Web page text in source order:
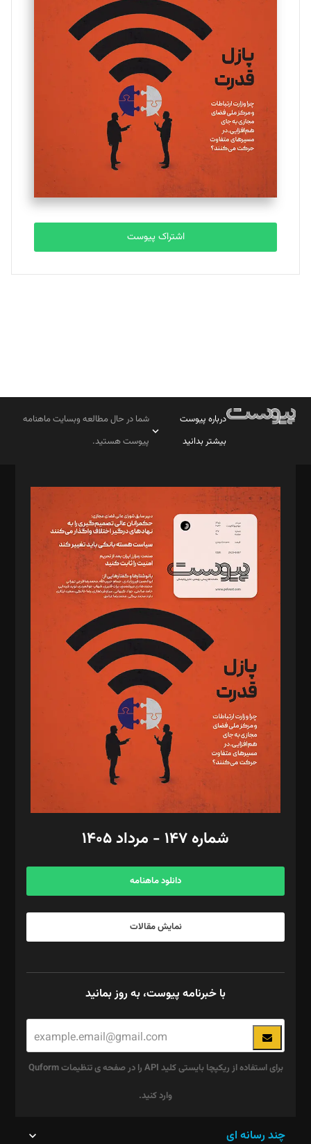
یسنا امان‌پور
تحریریه
ملینا جعفری
تحریریه
مصطفی مسجدی آرانی
تحریریه
بابک نقاش
تحریریه
اشتراک پیوست
درباره پیوست
بیشتر بدانید
شما در حال مطالعه وبسایت ماهنامه
پیوست هستید.
مدیر مسئول: محمدباقر اثنی‌عشری
سردبیر: مهرک محمودی
دبیر تحریریه: میثم قاسمی
د‌بیر ناداستان: سمانه سمیع
د‌بیر خدمت و تجارت: ابوالفضل رجبی
د‌بیر حقوق فناوری: حسام‌الدین ایپکچی
د‌بیر پیوست جهان: مینا پاکدل
د‌بیر تحریریه آنلاین: بابک نقاش
تحریریه‌: مجتبی محمود‌ی، آرش برهمند، یسنا امان‌پور، سروش کرمیان،
مصطفی مسجدی آرانی، ابوالفضل رجبی، زهرا فکرانه، فائزه فتحی
رستمی،مصطفی باستان
ویرایش: نگار استاد‌‌آقا
طراح یونیفرم: مجید توکلی
فیلمبرداری و عکاسی: امیر شفیعی، مانی لطفی زاده
گرافیک و صفحه‌آرایی: سید‌سبحان‌علی ثابت
مد‌یر توسعه تجاری: کامبیز برید‌
امور مالی: شاپور رهبری، محمد‌ کاظمی‌نیا
آگهی و مشترکین: ۰۹۱۹۹۹۹۰۴۵۴
شماره ۱۴۷ - مرداد ۱۴۰۵
دانلود ماهنامه
نمایش مقالات
با خبرنامه پیوست، به روز بمانید
برای استفاده از ریکپچا بایستی کلید API را در صفحه ی تنظیمات Quform
وارد کنید.
چند رسانه ای